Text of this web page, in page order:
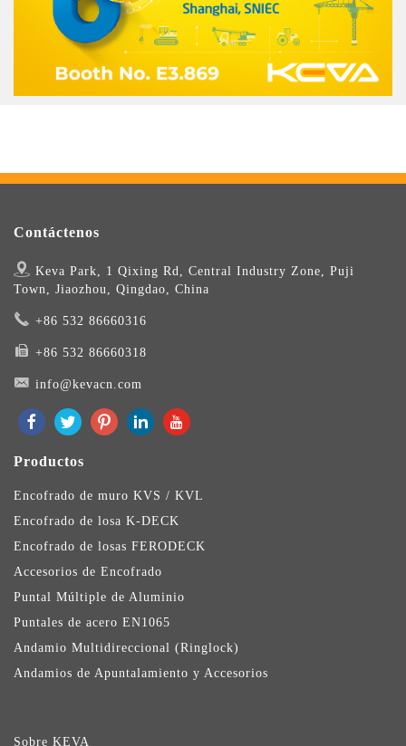
Contáctenos
Keva Park, 1 Qixing Rd, Central Industry Zone, Puji
Town, Jiaozhou, Qingdao, China
+86 532 86660316
+86 532 86660318
info@kevacn.com
Productos
Encofrado de muro KVS / KVL
Encofrado de losa K-DECK
Encofrado de losas FERODECK
Accesorios de Encofrado
Puntal Múltiple de Aluminio
Puntales de acero EN1065
Andamio Multidireccional (Ringlock)
Andamios de Apuntalamiento y Accesorios
Sobre KEVA